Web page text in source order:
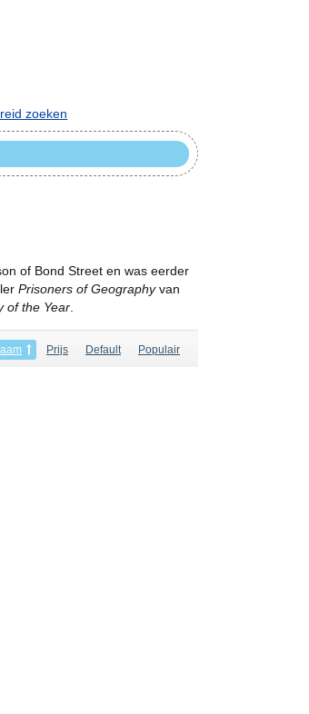
of Bond Street en was eerder
Prisoners of Geographyvan
of the Year.
Prijs Default Populair
zoeken